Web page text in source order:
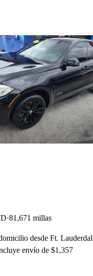
81,671 millas
desde Ft.
envío de $1,357